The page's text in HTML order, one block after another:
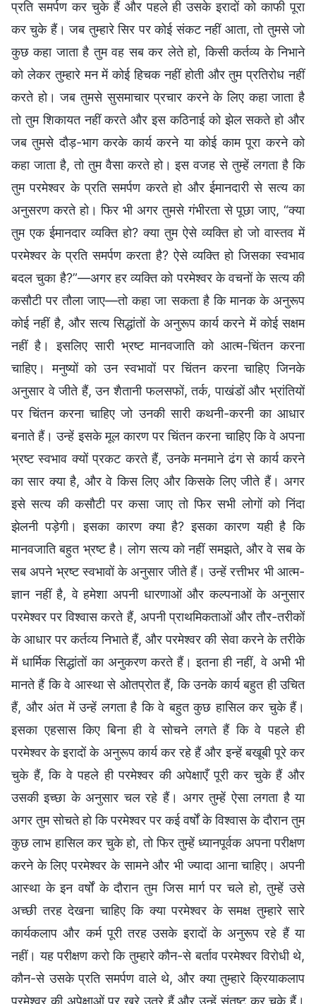
प्रति समर्पण कर चुके हैं और पहले ही उसके इरादों को काफी पूरा
कर चुके हैं। जब तुम्हारे सिर पर कोई संकट नहीं आता, तो तुमसे जो
कुछ कहा जाता है तुम वह सब कर लेते हो, किसी कर्तव्य के निभाने
को लेकर तुम्हारे मन में कोई हिचक नहीं होती और तुम प्रतिरोध नहीं
करते हो। जब तुमसे सुसमाचार प्रचार करने के लिए कहा जाता है
तो तुम शिकायत नहीं करते और इस कठिनाई को झेल सकते हो और
जब तुमसे दौड़-भाग करके कार्य करने या कोई काम पूरा करने को
कहा जाता है, तो तुम वैसा करते हो। इस वजह से तुम्हें लगता है कि
तुम परमेश्वर के प्रति समर्पण करते हो और ईमानदारी से सत्य का
अनुसरण करते हो। फिर भी अगर तुमसे गंभीरता से पूछा जाए, “क्या
तुम एक ईमानदार व्यक्ति हो? क्या तुम ऐसे व्यक्ति हो जो वास्तव में
परमेश्वर के प्रति समर्पण करता है? ऐसे व्यक्ति हो जिसका स्वभाव
बदल चुका है?”—अगर हर व्यक्ति को परमेश्वर के वचनों के सत्य की
कसौटी पर तौला जाए—तो कहा जा सकता है कि मानक के अनुरूप
कोई नहीं है, और सत्य सिद्धांतों के अनुरूप कार्य करने में कोई सक्षम
नहीं है। इसलिए सारी भ्रष्ट मानवजाति को आत्म-चिंतन करना
चाहिए। मनुष्यों को उन स्वभावों पर चिंतन करना चाहिए जिनके
अनुसार वे जीते हैं, उन शैतानी फलसफों, तर्क, पाखंडों और भ्रांतियों
पर चिंतन करना चाहिए जो उनकी सारी कथनी-करनी का आधार
बनाते हैं। उन्हें इसके मूल कारण पर चिंतन करना चाहिए कि वे अपना
भ्रष्ट स्वभाव क्यों प्रकट करते हैं, उनके मनमाने ढंग से कार्य करने
का सार क्या है, और वे किस लिए और किसके लिए जीते हैं। अगर
इसे सत्य की कसौटी पर कसा जाए तो फिर सभी लोगों को निंदा
झेलनी पड़ेगी। इसका कारण क्या है? इसका कारण यही है कि
मानवजाति बहुत भ्रष्ट है। लोग सत्य को नहीं समझते, और वे सब के
सब अपने भ्रष्ट स्वभावों के अनुसार जीते हैं। उन्हें रत्तीभर भी आत्म-
ज्ञान नहीं है, वे हमेशा अपनी धारणाओं और कल्पनाओं के अनुसार
परमेश्वर पर विश्वास करते हैं, अपनी प्राथमिकताओं और तौर-तरीकों
के आधार पर कर्तव्य निभाते हैं, और परमेश्वर की सेवा करने के तरीके
में धार्मिक सिद्धांतों का अनुकरण करते हैं। इतना ही नहीं, वे अभी भी
मानते हैं कि वे आस्था से ओतप्रोत हैं, कि उनके कार्य बहुत ही उचित
हैं, और अंत में उन्हें लगता है कि वे बहुत कुछ हासिल कर चुके हैं।
इसका एहसास किए बिना ही वे सोचने लगते हैं कि वे पहले ही
परमेश्वर के इरादों के अनुरूप कार्य कर रहे हैं और इन्हें बखूबी पूरे कर
चुके हैं, कि वे पहले ही परमेश्वर की अपेक्षाएँ पूरी कर चुके हैं और
उसकी इच्छा के अनुसार चल रहे हैं। अगर तुम्हें ऐसा लगता है या
अगर तुम सोचते हो कि परमेश्वर पर कई वर्षों के विश्वास के दौरान तुम
कुछ लाभ हासिल कर चुके हो, तो फिर तुम्हें ध्यानपूर्वक अपना परीक्षण
करने के लिए परमेश्वर के सामने और भी ज्यादा आना चाहिए। अपनी
आस्था के इन वर्षों के दौरान तुम जिस मार्ग पर चले हो, तुम्हें उसे
अच्छी तरह देखना चाहिए कि क्या परमेश्वर के समक्ष तुम्हारे सारे
कार्यकलाप और कर्म पूरी तरह उसके इरादों के अनुरूप रहे हैं या
नहीं। यह परीक्षण करो कि तुम्हारे कौन-से बर्ताव परमेश्वर विरोधी थे,
कौन-से उसके प्रति समर्पण वाले थे, और क्या तुम्हारे क्रियाकलाप
परमेश्वर की अपेक्षाओं पर खरे उतरे हैं और उन्हें संतुष्ट कर चुके हैं।